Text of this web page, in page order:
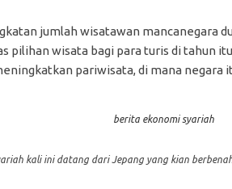
jumlah wisatawan mancanegara
pilihan wisata bagi para turis di tahun
pariwisata, di mana negara
kali ini datang dari Jepang yang kian